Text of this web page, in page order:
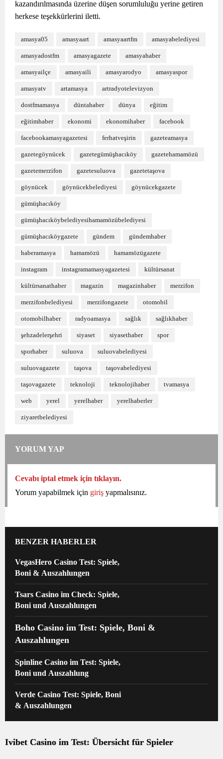
kazandırılmasında üzerine düşen sorumluluğu yerine getiren
herkese teşekkürlerini iletti.
amasya05 amasyaart amasyaartfm amasyabelediyesi
amasyadostfm amasyagazete amasyahaber
amasyailçe amasyaili amasyarodyo amasyaspor
amasyatv artamasya artradyotelevizyon
dostfmamasya düntahaber dünya eğitim
eğitimhaber ekonomi ekonomihaber facebook
facebookamasyagazetesi ferhatveşirin gazeteamasya
gazetegöynücek gazetegümüşhacıköy gazetehamamözü
gazetemerzifon gazetesuluova gazetetaşova
göynücek göynücekbelediyesi göynücekgazete
gümüşhacıköy
gümüşhacıköybelediyesihamamözübelediyesi
gümüşhacıköygazete gündem gündemhaber
haberamasya hamamözü hamamözügazete
instagram instagramamasyagazetesi kültürsanat
kültürsanathaber magazin magazinhaber merzifon
merzifonbelediyesi merzifongazete otomobil
otomobilhaber radyoamasya sağlık sağlıkhaber
şehzadelerşehri siyaset siyasethaber spor
sporhaber suluova suluovabelediyesi
suluovagazete taşova taşovabelediyesi
taşovagazete teknoloji teknolojihaber tvamasya
web yerel yerelhaber yerelhaberler
ziyaretbelediyesi
YORUM YAP
Cevabı iptal etmek için tıklayın.
Yorum yapabilmek için giriş yapmalısınız.
BENZER HABERLER
VegasHero Casino Test: Spiele,
Boni & Auszahlungen
Tsars Casino im Check: Spiele,
Boni und Auszahlungen
Boho Casino im Test: Spiele, Boni &
Auszahlungen
Spinline Casino im Test: Spiele,
Boni und Auszahlung
Verde Casino Test: Spiele, Boni
& Auszahlungen
Ivibet Casino im Test: Übersicht für Spieler